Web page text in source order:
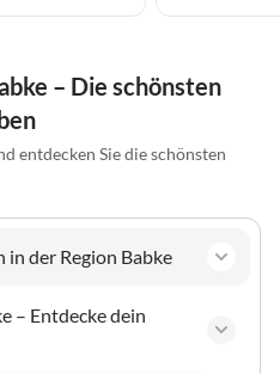
– Die schönsten
entdecken Sie die schönsten
der Region Babke
– Entdecke dein